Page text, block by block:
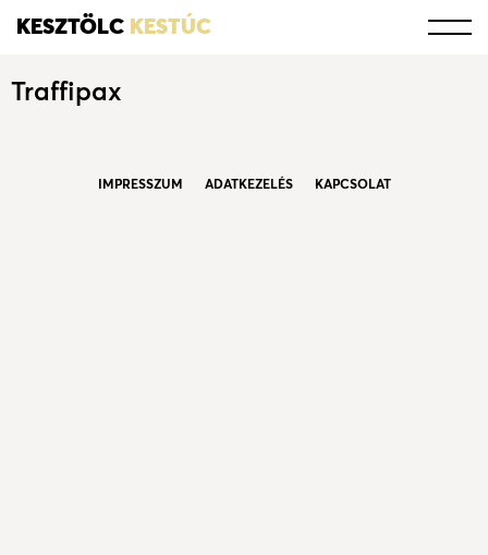
KESZTÖLC KESTÚC
Traffipax
IMPRESSZUM ADATKEZELÉS KAPCSOLAT